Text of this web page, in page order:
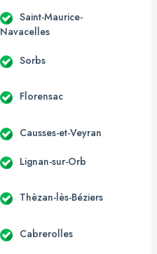
Saint-Maurice-
Navacelles
Sorbs
Florensac
Causses-et-Veyran
Lignan-sur-Orb
Thèzan-lès-Béziers
Cabrerolles